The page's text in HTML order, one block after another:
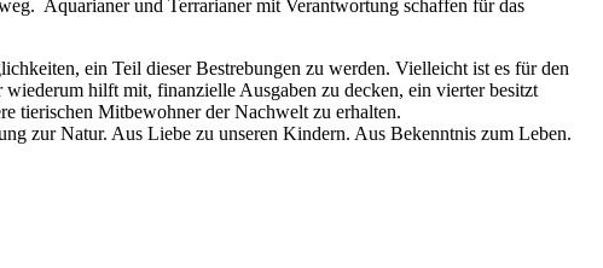
Aquarianer und Terrarianer mit Verantwortung schaffen für das
ein Teil dieser Bestrebungen zu werden. Vielleicht ist es für den
hilft mit, finanzielle Ausgaben zu decken, ein vierter besitzt
tierischen Mitbewohner der Nachwelt zu erhalten.
zur Natur. Aus Liebe zu unseren Kindern. Aus Bekenntnis zum Leben.